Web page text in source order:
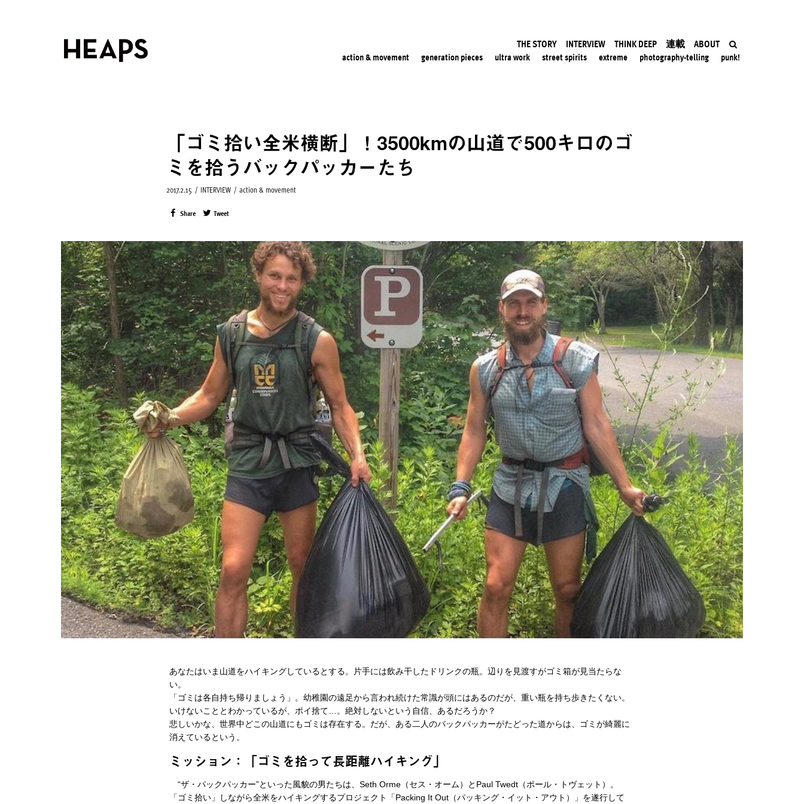
THE STORY INTERVIEW THINK DEEP 連載 ABOUT
action & movement generation pieces ultra work street spirits extreme photography-telling punk!
「ゴミ拾い全米横断」！3500kmの山道で500キロのゴ
ミを拾うバックパッカーたち
2017.2.15 / INTERVIEW / action & movement
Share Tweet
あなたはいま山道をハイキングしているとする。片手には飲み干したドリンクの瓶。辺りを見渡すがゴミ箱が見当たらな
い。
「ゴミは各自持ち帰りましょう」。幼稚園の遠足から言われ続けた常識が頭にはあるのだが、重い瓶を持ち歩きたくない。
いけないこととわかっているが、ポイ捨て…。絶対しないという自信、あるだろうか？
悲しいかな、世界中どこの山道にもゴミは存在する。だが、ある二人のバックパッカーがたどった道からは、ゴミが綺麗に
消えているという。
ミッション：「ゴミを拾って長距離ハイキング」
“ザ・パックパッカー”といった風貌の男たちは、Seth Orme（セス・オーム）とPaul Twedt（ポール・トヴェット）。
「ゴミ拾い」しながら全米をハイキングするプロジェクト「Packing It Out（パッキング・イット・アウト）」を遂行して